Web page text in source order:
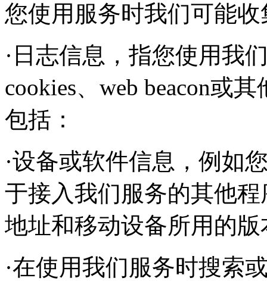
您使用服务时我们可能
·日志信息，指您使用我
cookies、web beacon或
包括：
·设备或软件信息，例如
于接入我们服务的其他
地址和移动设备所用的
·在使用我们服务时搜索